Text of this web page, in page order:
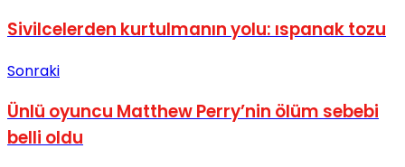
Sivilcelerden kurtulmanın yolu: ıspanak tozu
Sonraki
Ünlü oyuncu Matthew Perry’nin ölüm sebebi
belli oldu